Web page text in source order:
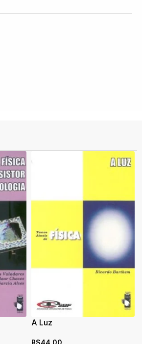
A Luz
R$44,00